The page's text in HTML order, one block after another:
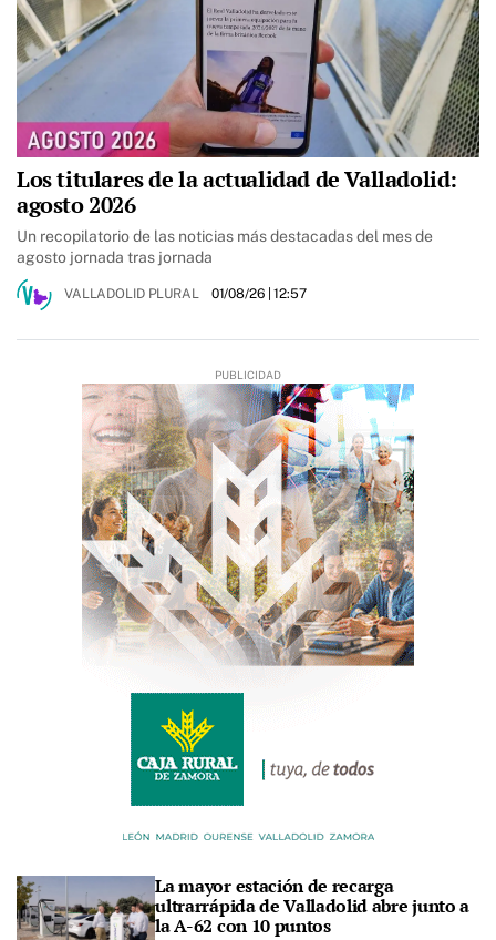
Los titulares de la actualidad de Valladolid:
agosto 2026
Un recopilatorio de las noticias más destacadas del mes de
agosto jornada tras jornada
VALLADOLID PLURAL 01/08/26| 12:57
La mayor estación de recarga
ultrarrápida de Valladolid abre junto a
la A-62 con 10 puntos